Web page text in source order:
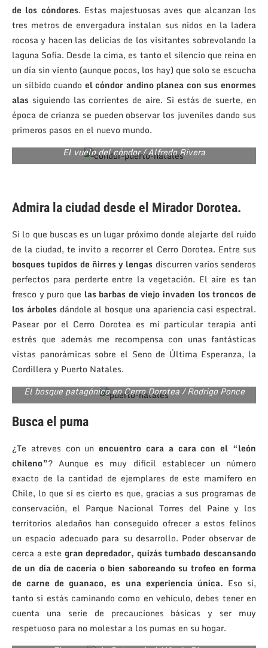
de los cóndores. Estas majestuosas aves que alcanzan los
tres metros de envergadura instalan sus nidos en la ladera
rocosa y hacen las delicias de los visitantes sobrevolando la
laguna Sofía. Desde la cima, es tanto el silencio que reina en
un día sin viento (aunque pocos, los hay) que solo se escucha
un silbido cuando el cóndor andino planea con sus enormes
alas siguiendo las corrientes de aire. Si estás de suerte, en
época de crianza se pueden observar los juveniles dando sus
primeros pasos en el nuevo mundo.
El vuelo del cóndor / Alfredo Rivera
Admira la ciudad desde el Mirador Dorotea.
Si lo que buscas es un lugar próximo donde alejarte del ruido
de la ciudad, te invito a recorrer el Cerro Dorotea. Entre sus
bosques tupidos de ñirres y lengas discurren varios senderos
perfectos para perderte entre la vegetación. El aire es tan
fresco y puro que las barbas de viejo invaden los troncos de
los árbolesdándole al bosque una apariencia casi espectral.
Pasear por el Cerro Dorotea es mi particular terapia anti
estrés que además me recompensa con unas fantásticas
vistas panorámicas sobre el Seno de Última Esperanza, la
Cordillera y Puerto Natales.
El bosque patagónico en Cerro Dorotea / Rodrigo Ponce
Busca el puma
¿Te atreves con unencuentro cara a cara con el “león
chileno”? Aunque es muy difícil establecer un número
exacto de la cantidad de ejemplares de este mamífero en
Chile, lo que sí es cierto es que, gracias a sus programas de
conservación, el Parque Nacional Torres del Paine y los
territorios aledaños han conseguido ofrecer a estos felinos
un espacio adecuado para su desarrollo. Poder observar de
cerca a este gran depredador, quizás tumbado descansando
de un día de cacería o bien saboreando su trofeo en forma
de carne de guanaco, es una experiencia única. Eso sí,
tanto si estás caminando como en vehículo, debes tener en
cuenta una serie de precauciones básicas y ser muy
respetuoso para no molestar a los pumas en su hogar.